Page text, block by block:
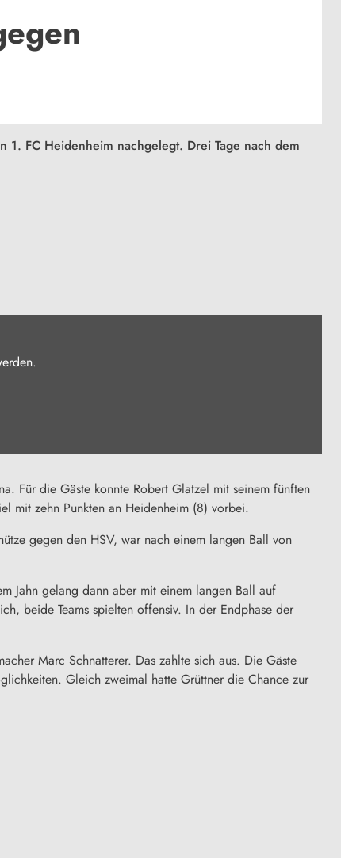
FC Heidenheim nachgelegt. Drei Tage nach dem
Für die Gäste konnte Robert Glatzel mit seinem fünften
mit zehn Punkten an Heidenheim (8) vorbei.
gegen den HSV, war nach einem langen Ball von
Jahn gelang dann aber mit einem langen Ball auf
beide Teams spielten offensiv. In der Endphase der
Marc Schnatterer. Das zahlte sich aus. Die Gäste
Gleich zweimal hatte Grüttner die Chance zur